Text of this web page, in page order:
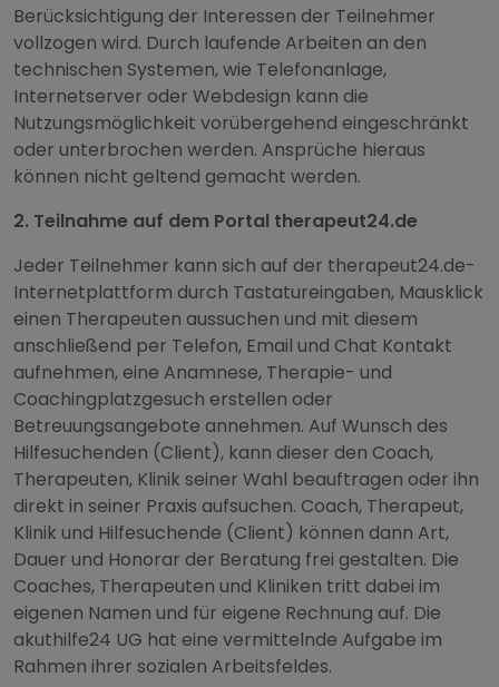
Berücksichtigung der Interessen der Teilnehmer
vollzogen wird. Durch laufende Arbeiten an den
technischen Systemen, wie Telefonanlage,
Internetserver oder Webdesign kann die
Nutzungsmöglichkeit vorübergehend eingeschränkt
oder unterbrochen werden. Ansprüche hieraus
können nicht geltend gemacht werden.
2. Teilnahme auf dem Portal therapeut24.de
Jeder Teilnehmer kann sich auf der therapeut24.de-
Internetplattform durch Tastatureingaben, Mausklick
einen Therapeuten aussuchen und mit diesem
anschließend per Telefon, Email und Chat Kontakt
aufnehmen, eine Anamnese, Therapie- und
Coachingplatzgesuch erstellen oder
Betreuungsangebote annehmen. Auf Wunsch des
Hilfesuchenden (Client), kann dieser den Coach,
Therapeuten, Klinik seiner Wahl beauftragen oder ihn
direkt in seiner Praxis aufsuchen. Coach, Therapeut,
Klinik und Hilfesuchende (Client) können dann Art,
Dauer und Honorar der Beratung frei gestalten. Die
Coaches, Therapeuten und Kliniken tritt dabei im
eigenen Namen und für eigene Rechnung auf. Die
akuthilfe24 UG hat eine vermittelnde Aufgabe im
Rahmen ihrer sozialen Arbeitsfeldes.